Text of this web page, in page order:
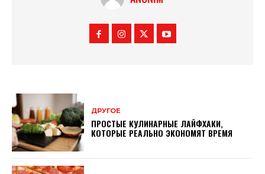
ДРУГОЕ
ПРОСТЫЕ КУЛИНАРНЫЕ ЛАЙФХАКИ,
КОТОРЫЕ РЕАЛЬНО ЭКОНОМЯТ ВРЕМЯ